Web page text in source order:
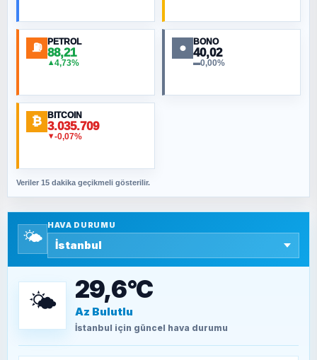
NURETTIN BÖLÜK
ORHAN KILIÇOĞLU
Fahişeye beyinli bir müstevli alçağına
SAVAŞ ŞAHİN
SEYFULLAH ÇİÇEK
TEOMAN ALPASLAN
Kütahya-Eskişehir Muharebeleri (10-24
⛽ PETROL
88,21
▲4,73%
● BONO
40,02
▬0,00%
₿ BITCOIN
3.035.709
▼-0,07%
Veriler 15 dakika geçikmeli gösterilir.
🌤️
HAVA DURUMU
🌤️ 29,6°C
Az Bulutlu
İstanbul için güncel hava durumu